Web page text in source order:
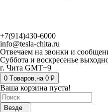
+7(914)430-6000
info@tesla-chita.ru
Отвечаем на звонки и
Суббота и воскресенье
г. Чита GMT+9
0 Tоваров,на 0 ₽
Ваша корзина пуста!
Везде